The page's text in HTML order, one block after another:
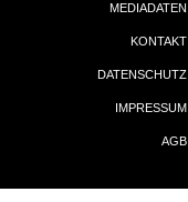
MEDIADATEN
KONTAKT
DATENSCHUTZ
IMPRESSUM
AGB